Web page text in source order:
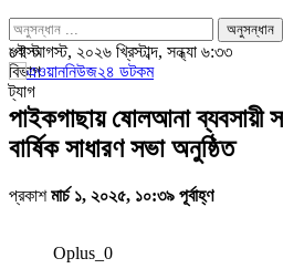
পোস্ট
বিভাগ
ট্যাগ
৯ই আগস্ট, ২০২৬ খ্রিস্টাব্দ, সন্ধ্যা ৬:৩৩
পাইকগাছায় ষোলআনা ব্যবসায়ী
বার্ষিক সাধারণ সভা অনুষ্ঠিত
প্রকাশমার্চ ১, ২০২৫, ১০:৩৯ পূর্বাহ্ণ
Oplus_0